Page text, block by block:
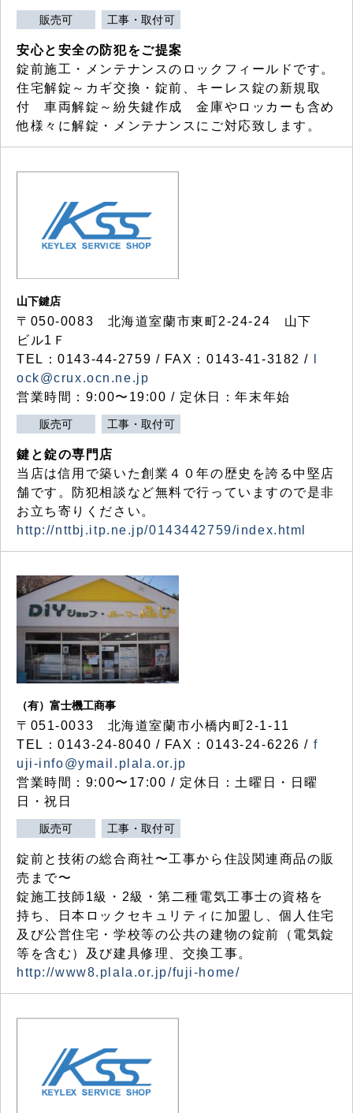
販売可 工事・取付可
安心と安全の防犯をご提案
錠前施工・メンテナンスのロックフィールドです。
住宅解錠～カギ交換・錠前、キーレス錠の新規取
付 車両解錠～紛失鍵作成 金庫やロッカーも含め
他様々に解錠・メンテナンスにご対応致します。
山下鍵店
〒050-0083 北海道室蘭市東町2-24-24 山下
ビル1Ｆ
TEL：0143-44-2759 / FAX：0143-41-3182 /
ock@crux.ocn.ne.jp
営業時間：9:00〜19:00 / 定休日：年末年始
販売可 工事・取付可
鍵と錠の専門店
当店は信用で築いた創業４０年の歴史を誇る中堅店
舗です。防犯相談など無料で行っていますので是非
お立ち寄りください。
http://nttbj.itp.ne.jp/0143442759/index.html
（有）富士機工商事
〒051-0033 北海道室蘭市小橋内町2-1-11
TEL：0143-24-8040 / FAX：0143-24-6226 / f
uji-info@ymail.plala.or.jp
営業時間：9:00〜17:00 / 定休日：土曜日・日曜
日・祝日
販売可 工事・取付可
錠前と技術の総合商社〜工事から住設関連商品の販
売まで〜
錠施工技師1級・2級・第二種電気工事士の資格を
持ち、日本ロックセキュリティに加盟し、個人住宅
及び公営住宅・学校等の公共の建物の錠前（電気錠
等を含む）及び建具修理、交換工事。
http://www8.plala.or.jp/fuji-home/